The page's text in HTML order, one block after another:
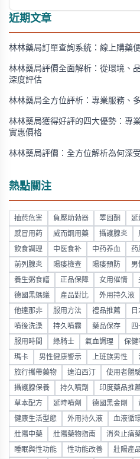
近期文章
林林藥局訂單查詢系統：線上購藥
林林藥局評價全面解析：從環境、
深度評估
林林藥局全方位評析：專業服務、
林林藥局獲得好評的四大優勢：專
實惠價格
林林藥局評價：全方位解析為何深
熱點關注
抽菸危害 負壓助勃器 睪固酮 延
感冒用药 威而鋼用藥 攝護腺炎
飲食調理 中医食补 中药养血 药
前列腺炎 陽痿檢查 陽痿預防 男
養生粥食譜 正品保障 女用催情
德國黑螞蟻 產品對比 外用持久液
他達那非 服用方法 禮品推薦
噴後洗澡 持久噴霧 藥品保存
服用時間 綠騎士 氣血調理 保健
瑪卡 男性健康警示 上班族男性
旅行攜帶藥物 達泊西汀 使用者體
攝護腺保養 持久噴劑 印度藥品推
草本配方 延時噴劑 德國黑金剛
健康生活型態 外用持久液 血液循
壯陽中藥 壯陽藥物指南 消炎止痛
睡眠與性功能 性功能改善 壯陽產